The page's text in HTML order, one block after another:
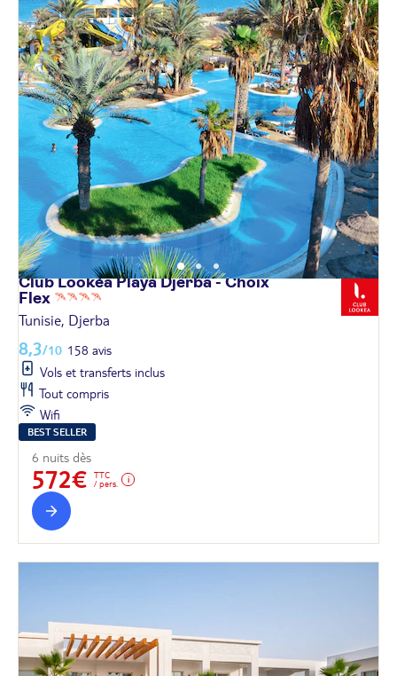
Club Lookéa Playa Djerba - Choix
Flex
Tunisie, Djerba
8,3/10 158 avis
Vols et transferts inclus
Tout compris
Wifi
BEST SELLER
6 nuits dès
572€
TTC
/ pers.